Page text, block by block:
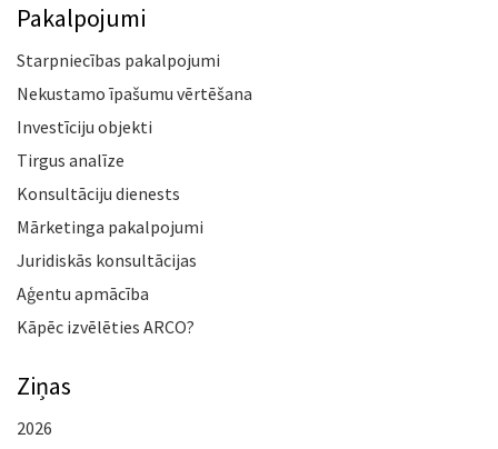
Pakalpojumi
Starpniecības pakalpojumi
Nekustamo īpašumu vērtēšana
Investīciju objekti
Tirgus analīze
Konsultāciju dienests
Mārketinga pakalpojumi
Juridiskās konsultācijas
Aģentu apmācība
Kāpēc izvēlēties ARCO?
Ziņas
2026